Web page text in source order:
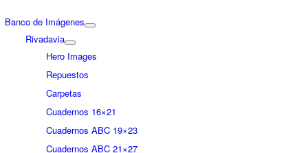
Banco de Imágenes
Rivadavia
Hero Images
Repuestos
Carpetas
Cuadernos 16×21
Cuadernos ABC 19×23
Cuadernos ABC 21×27